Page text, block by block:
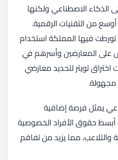
الذكاء الاصطناعي ولكنها
من التقنيات الرقمية.
تورطت فيها المملكة استخدام
على المعارضين وأسرهم في
اختراق تويتر لتحديد معارضي
مجهولة.
يمثل فرصة إضافية
أبسط حقوق الأفراد الخصوصية
والتلاعب، مما يزيد من تفاقم